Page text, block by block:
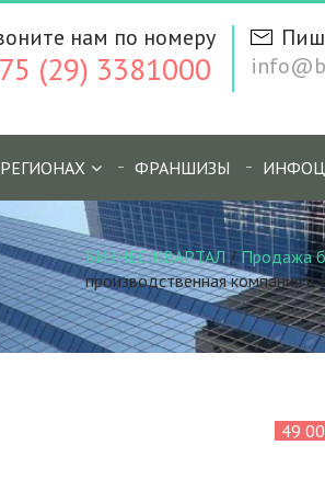
нам по номеру
(29) 3381000
ФРАНШИЗЫ
БИЗНЕС КВАРТАЛ / Продажа
производственная компания в
49